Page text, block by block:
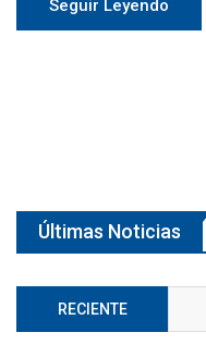
Seguir Leyendo
Últimas Noticias
RECIENTE